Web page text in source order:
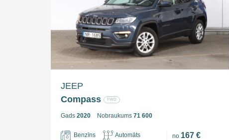
JEEP
Compass
FWD
Gads 2020 Nobraukums 71 600
Benzīns Automāts no 167 €